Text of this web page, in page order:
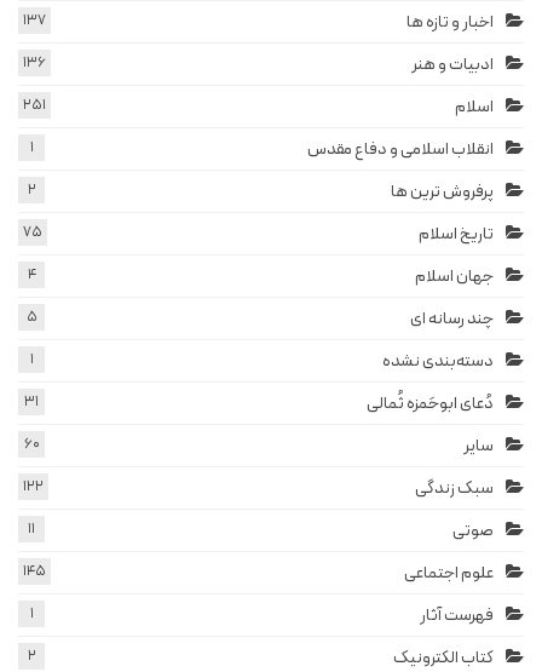
اخبار و تازه ها 137
ادبیات و هنر 136
اسلام 251
انقلاب اسلامی و دفاع مقدس 1
پرفروش ترین ها 2
تاریخ اسلام 75
جهان اسلام 4
چند رسانه ای 5
دسته‌بندی نشده 1
دُعای ابوحَمزه ثُمالی 31
سایر 60
سبک زندگی 122
صوتی 11
علوم اجتماعی 145
فهرست آثار 1
کتاب الکترونیک 2